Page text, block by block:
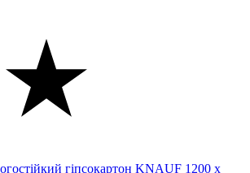
гіпсокартон KNAUF 1200 х